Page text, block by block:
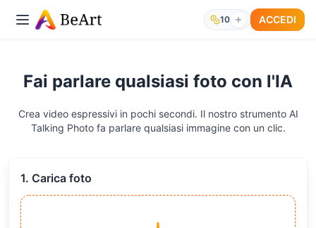
10 ACCEDI
Fai parlare qualsiasi foto con l'IA
Crea video espressivi in pochi secondi. Il nostro strumento AI
Talking Photo fa parlare qualsiasi immagine con un clic.
1. Carica foto